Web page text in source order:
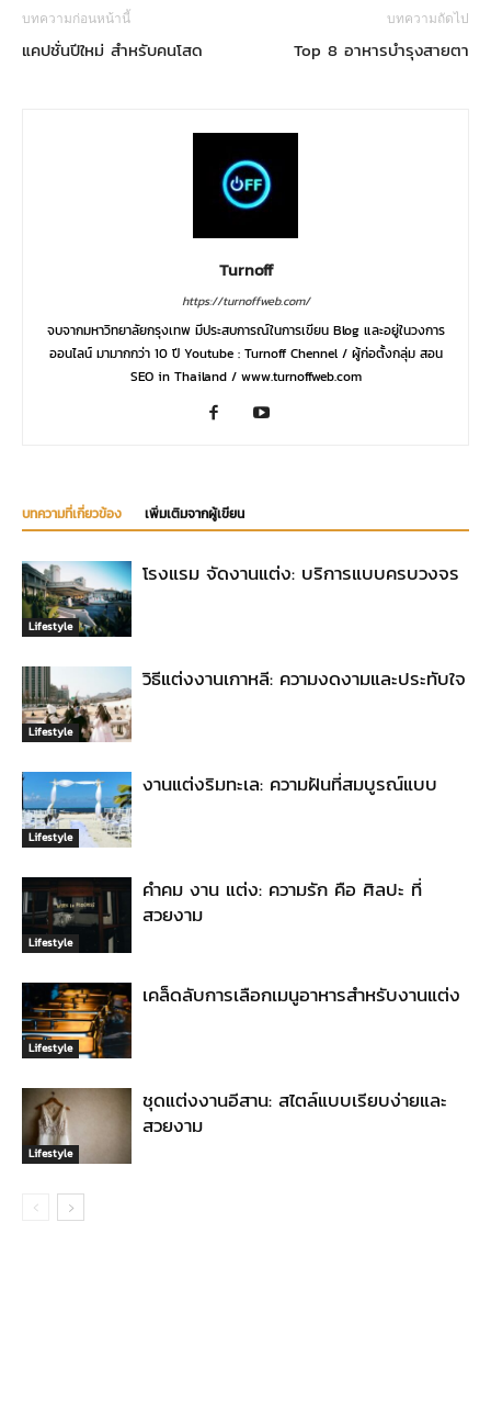
บทความก่อนหน้านี้
แคปชั่นปีใหม่ สำหรับคนโสด
บทความถัดไป
Top 8 อาหารบํารุงสายตา
Turnoff
https://turnoffweb.com/
จบจากมหาวิทยาลัยกรุงเทพ มีประสบการณ์ในการเขียน Blog และอยู่ในวงการ
ออนไลน์ มามากกว่า 10 ปี Youtube : Turnoff Chennel / ผู้ก่อตั้งกลุ่ม สอน
SEO in Thailand / www.turnoffweb.com
บทความที่เกี่ยวข้อง เพิ่มเติมจากผู้เขียน
Lifestyle
โรงแรม จัดงานแต่ง: บริการแบบครบวงจร
Lifestyle
วิธีแต่งงานเกาหลี: ความงดงามและประทับใจ
Lifestyle
งานแต่งริมทะเล: ความฝันที่สมบูรณ์แบบ
Lifestyle
คำคม งาน แต่ง: ความรัก คือ ศิลปะ ที่
สวยงาม
Lifestyle
เคล็ดลับการเลือกเมนูอาหารสำหรับงานแต่ง
Lifestyle
ชุดแต่งงานอีสาน: สไตล์แบบเรียบง่ายและ
สวยงาม